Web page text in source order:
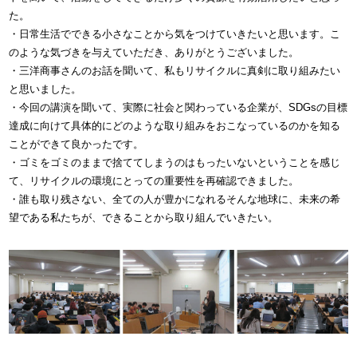
た。
・日常生活でできる小さなことから気をつけていきたいと思います。こ
のような気づきを与えていただき、ありがとうございました。
・三洋商事さんのお話を聞いて、私もリサイクルに真剣に取り組みたい
と思いました。
・今回の講演を聞いて、実際に社会と関わっている企業が、SDGsの目標
達成に向けて具体的にどのような取り組みをおこなっているのかを知る
ことができて良かったです。
・ゴミをゴミのままで捨ててしまうのはもったいないということを感じ
て、リサイクルの環境にとっての重要性を再確認できました。
・誰も取り残さない、全ての人が豊かになれるそんな地球に、未来の希
望である私たちが、できることから取り組んでいきたい。